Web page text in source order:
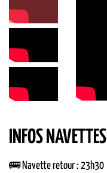
INFOS NAVETTES
🚌 Navette retour : 23h30